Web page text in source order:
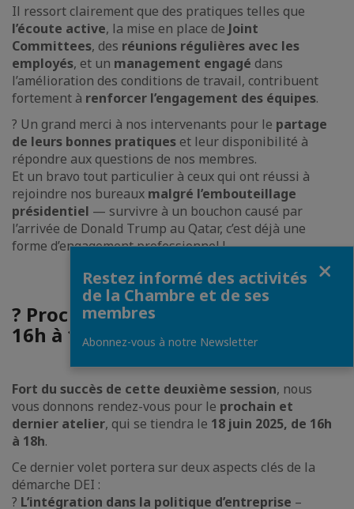
Il ressort clairement que des pratiques telles que
l’écoute active, la mise en place de Joint
Committees, des réunions régulières avec les
employés, et un management engagé dans
l’amélioration des conditions de travail, contribuent
fortement à renforcer l’engagement des équipes.
? Un grand merci à nos intervenants pour le partage
de leurs bonnes pratiques et leur disponibilité à
répondre aux questions de nos membres.
Et un bravo tout particulier à ceux qui ont réussi à
rejoindre nos bureaux malgré l’embouteillage
présidentiel — survivre à un bouchon causé par
l’arrivée de Donald Trump au Qatar, c’est déjà une
forme d’engagement professionnel !
? Prochain rendez-vous : 18 juin de
16h à 18h
Fort du succès de cette deuxième session, nous
vous donnons rendez-vous pour le prochain et
dernier atelier, qui se tiendra le 18 juin 2025, de 16h
à 18h.
Ce dernier volet portera sur deux aspects clés de la
démarche DEI :
? L’intégration dans la politique d’entreprise –
Restez informé des activités
de la Chambre et de ses
membres
Abonnez-vous à notre Newsletter